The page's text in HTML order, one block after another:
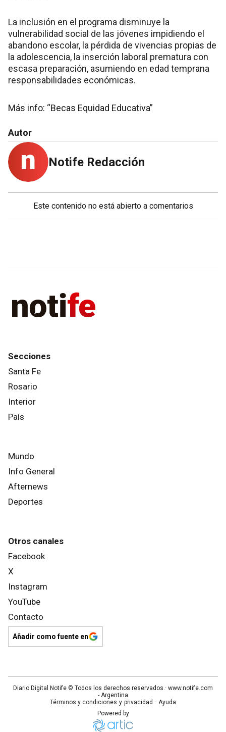
La inclusión en el programa disminuye la
vulnerabilidad social de las jóvenes impidiendo el
abandono escolar, la pérdida de vivencias propias de
la adolescencia, la inserción laboral prematura con
escasa preparación, asumiendo en edad temprana
responsabilidades económicas.
Más info: “Becas Equidad Educativa”
Autor
Notife Redacción
Este contenido no está abierto a comentarios
Secciones
Santa Fe
Rosario
Interior
País
Mundo
Info General
Afternews
Deportes
Otros canales
Facebook
X
Instagram
YouTube
Contacto
Añadir como fuente en
Diario Digital Notife © Todos los derechos reservados.· www.notife.com
- Argentina
Términos y condiciones y privacidad · Ayuda
Powered by